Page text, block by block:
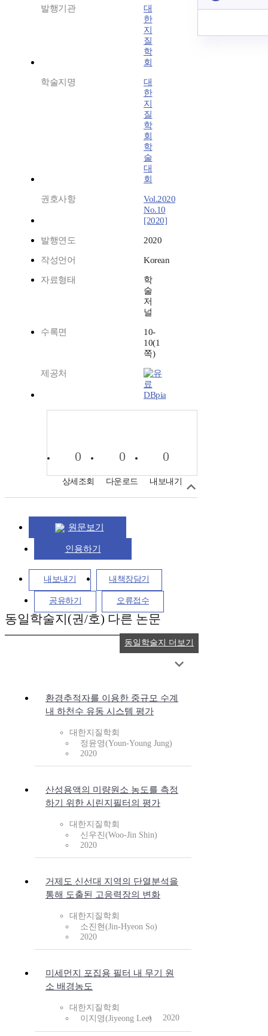
발행기관
대
한
지
질
학
회
학술지명
대
한
지
질
학
회
학
술
대
회
권호사항
Vol.2020
No.10
[2020]
발행연도 2020
작성언어 Korean
자료형태
학
술
저
널
수록면
10-
10(1
쪽)
제공처
DBpia
0
상세조회
0
다운로드
0
내보내기
원문보기
인용하기
내보내기 내책장담기
공유하기 오류접수
동일학술지(권/호) 다른 논문
환경추적자를 이용한 중규모 수계
내 하천수 유동 시스템 평가
대한지질학회
정윤영(Youn-Young Jung)
2020
산성용액의 미량원소 농도를 측정
하기 위한 시린지필터의 평가
대한지질학회
신우진(Woo-Jin Shin)
2020
거제도 신선대 지역의 단열분석을
통해 도출된 고응력장의 변화
대한지질학회
소진현(Jin-Hyeon So)
2020
미세먼지 포집용 필터 내 무기 원
소 배경농도
대한지질학회
이지영(Jiyeong Lee)
2020
동일학술지 더보기